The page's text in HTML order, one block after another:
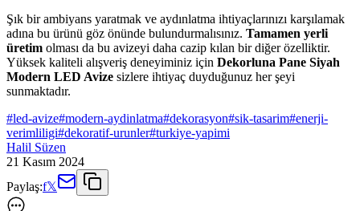
Şık bir ambiyans yaratmak ve aydınlatma ihtiyaçlarınızı karşılamak
adına bu ürünü göz önünde bulundurmalısınız. Tamamen yerli
üretim olması da bu avizeyi daha cazip kılan bir diğer özelliktir.
Yüksek kaliteli alışveriş deneyiminiz için Dekorluna Pane Siyah
Modern LED Avize sizlere ihtiyaç duyduğunuz her şeyi
sunmaktadır.
#led-avize#modern-aydinlatma#dekorasyon#sik-tasarim#enerji-
verimliligi#dekoratif-urunler#turkiye-yapimi
Halil Süzen
21 Kasım 2024
Paylaş:f𝕏